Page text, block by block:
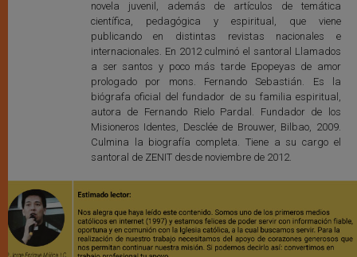
novela juvenil, además de artículos de temática
científica, pedagógica y espiritual, que viene
publicando en distintas revistas nacionales e
internacionales. En 2012 culminó el santoral Llamados
a ser santos y poco más tarde Epopeyas de amor
prologado por mons. Fernando Sebastián. Es la
biógrafa oficial del fundador de su familia espiritual,
autora de Fernando Rielo Pardal. Fundador de los
Misioneros Identes, Desclée de Brouwer, Bilbao, 2009.
Culmina la biografía completa. Tiene a su cargo el
santoral de ZENIT desde noviembre de 2012.